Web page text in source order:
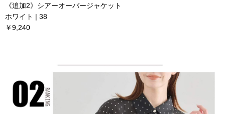
《追加2》シアーオーバージャケット
ホワイト | 38
￥9,240